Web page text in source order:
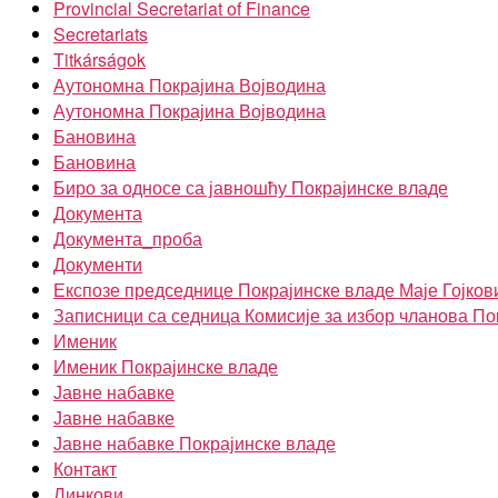
Provincial Secretariat of Finance
Secretariats
Titkárságok
Аутономна Покрајина Војводина
Аутономна Покрајина Војводина
Бановина
Бановина
Биро за односе са јавношћу Покрајинске владе
Документа
Документа_проба
Документи
Експозе председнице Покрајинске владе Маје
Записници са седница Комисије за избор чланова
Именик
Именик Покрајинске владе
Јавне набавке
Јавне набавке
Јавне набавке Покрајинске владе
Контакт